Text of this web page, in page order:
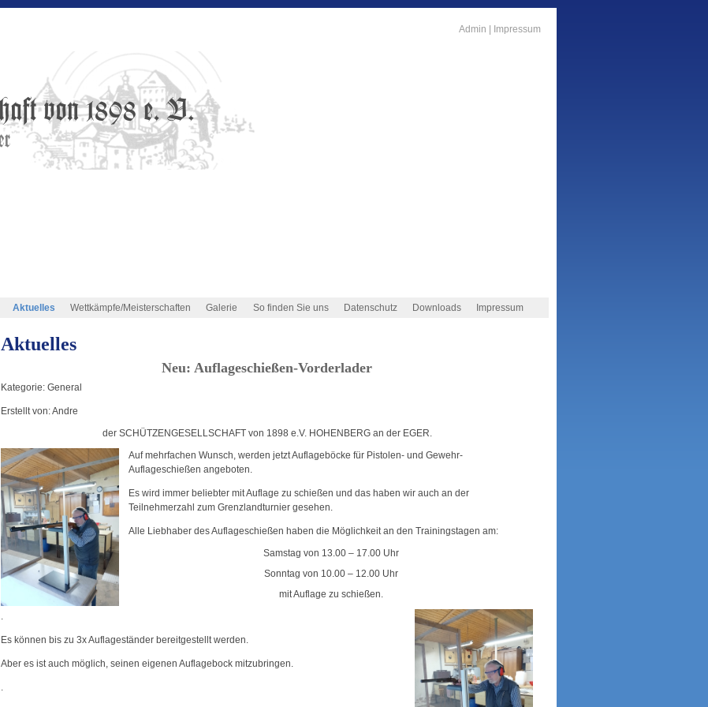
Admin Impressum
Aktuelles Wettkämpfe/Meisterschaften Galerie So finden Sie uns Datenschutz Downloads Impressum
Aktuelles
Neu: Auflageschießen-Vorderlader
Kategorie: General
Erstellt von: Andre
der SCHÜTZENGESELLSCHAFT von 1898 e.V. HOHENBERG an der EGER.
Auf mehrfachen Wunsch, werden jetzt Auflageböcke für Pistolen- und Gewehr-
Auflageschießen angeboten.
Es wird immer beliebter mit Auflage zu schießen und das haben wir auch an der
Teilnehmerzahl zum Grenzlandturnier gesehen.
Alle Liebhaber des Auflageschießen haben die Möglichkeit an den Trainingstagen am:
Samstag von 13.00 – 17.00 Uhr
Sonntag von 10.00 – 12.00 Uhr
mit Auflage zu schießen.
Es können bis zu 3x Auflageständer bereitgestellt werden.
Aber es ist auch möglich, seinen eigenen Auflagebock mitzubringen.